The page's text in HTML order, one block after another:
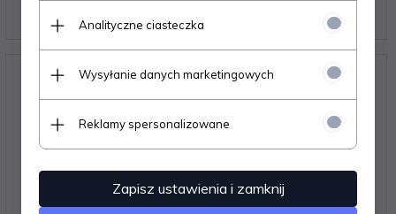
00
Analityczne ciasteczka
Wysyłanie danych marketingowych
Reklamy spersonalizowane
Zapisz ustawienia i zamknij